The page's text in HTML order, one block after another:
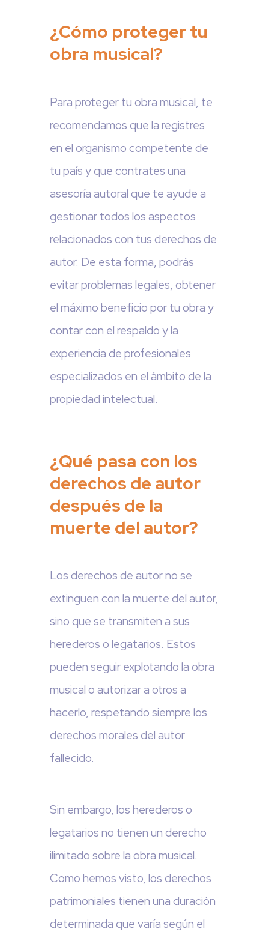
¿Cómo proteger tu
obra musical?
Para proteger tu obra musical, te
recomendamos que la registres
en el organismo competente de
tu país y que contrates una
asesoría autoral que te ayude a
gestionar todos los aspectos
relacionados con tus derechos de
autor. De esta forma, podrás
evitar problemas legales, obtener
el máximo beneficio por tu obra y
contar con el respaldo y la
experiencia de profesionales
especializados en el ámbito de la
propiedad intelectual.
¿Qué pasa con los
derechos de autor
después de la
muerte del autor?
Los derechos de autor no se
extinguen con la muerte del autor,
sino que se transmiten a sus
herederos o legatarios. Estos
pueden seguir explotando la obra
musical o autorizar a otros a
hacerlo, respetando siempre los
derechos morales del autor
fallecido.
Sin embargo, los herederos o
legatarios no tienen un derecho
ilimitado sobre la obra musical.
Como hemos visto, los derechos
patrimoniales tienen una duración
determinada que varía según el